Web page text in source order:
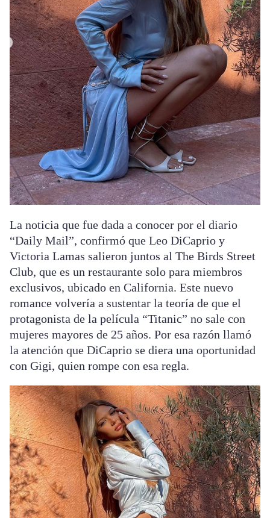
La noticia que fue dada a conocer por el diario
“Daily Mail”, confirmó que Leo DiCaprio y
Victoria Lamas salieron juntos al The Birds Street
Club, que es un restaurante solo para miembros
exclusivos, ubicado en California. Este nuevo
romance volvería a sustentar la teoría de que el
protagonista de la película “Titanic” no sale con
mujeres mayores de 25 años. Por esa razón llamó
la atención que DiCaprio se diera una oportunidad
con Gigi, quien rompe con esa regla.